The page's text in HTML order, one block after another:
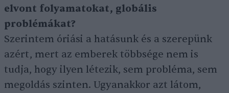
elvont folyamatokat, globális
problémákat?
Szerintem óriási a hatásunk és a szerepünk
azért, mert az emberek többsége nem is
tudja, hogy ilyen létezik, sem probléma, sem
megoldás szinten. Ugyanakkor azt látom,